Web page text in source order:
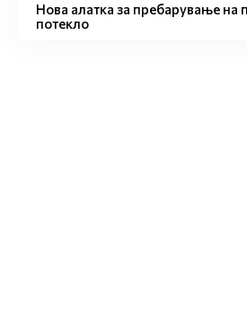
Нова алатка за пребарување на
потекло